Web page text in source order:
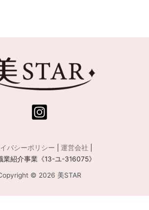
バシーポリシー 運営会社
業紹介事業《13-ユ-316075》
© 2026 美STAR